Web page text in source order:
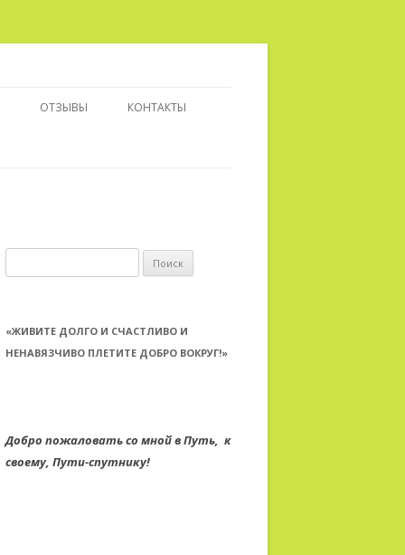
ОТЗЫВЫ КОНТАКТЫ
«ЖИВИТЕ ДОЛГО И СЧАСТЛИВО И
НЕНАВЯЗЧИВО ПЛЕТИТЕ ДОБРО ВОКРУГ!»
Добро пожаловать со мной в Путь, к
своему, Пути-спутнику!